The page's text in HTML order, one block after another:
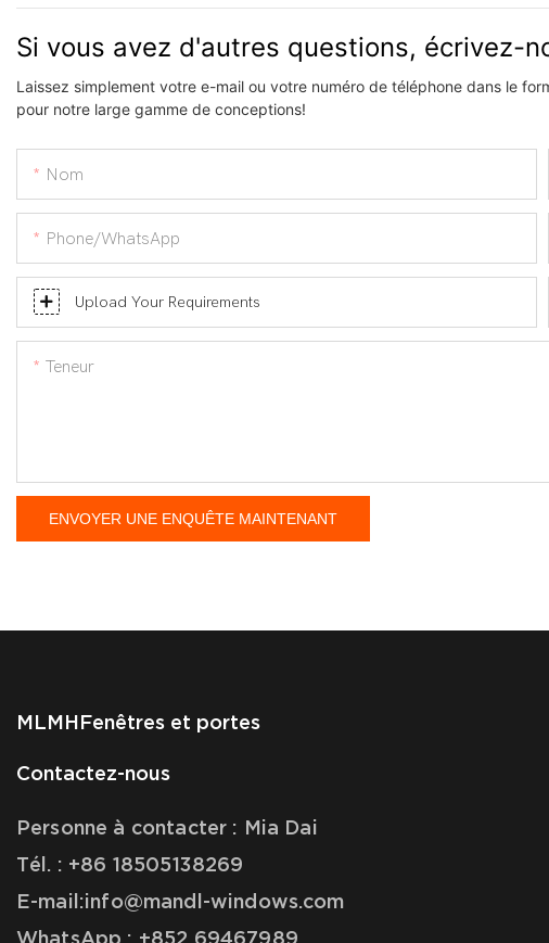
Si vous avez d'autres questions, écrivez-
Laissez simplement votre e-mail ou votre numéro de téléphone dans le
pour notre large gamme de conceptions!
Nom
Phone/WhatsApp
Upload Your Requirements
Teneur
ENVOYER UNE ENQUÊTE MAINTENANT
MLMHFenêtres et portes
Contactez-nous
Personne à contacter : Mia Dai
Tél. : +86 18505138269
E-mail:info@mandl-windows.com
WhatsApp : +852 69467989